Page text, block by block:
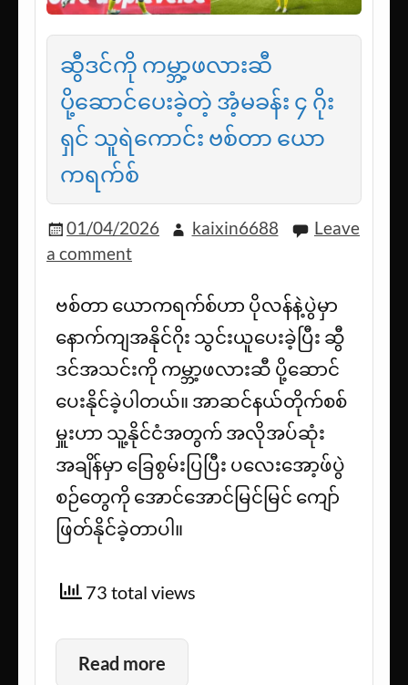
ဆွီဒင်ကို ကမ္ဘာ့ဖလားဆီ
ပို့ဆောင်ပေးခဲ့တဲ့ အံ့မခန်း ၄ ဂိုး
ရှင် သူရဲကောင်း ဗစ်တာ ယော
ကရက်စ်
01/04/2026 kaixin6688
Leave
a comment
ဗစ်တာ ယောကရက်စ်ဟာ ပိုလန်နဲ့ပွဲမှာ
နောက်ကျအနိုင်ဂိုး သွင်းယူပေးခဲ့ပြီး ဆွီ
ဒင်အသင်းကို ကမ္ဘာ့ဖလားဆီ ပို့ဆောင်
ပေးနိုင်ခဲ့ပါတယ်။ အာဆင်နယ်တိုက်စစ်
မှူးဟာ သူ့နိုင်ငံအတွက် အလိုအပ်ဆုံး
အချိန်မှာ ခြေစွမ်းပြပြီး ပလေးအော့ဖ်ပွဲ
စဉ်တွေကို အောင်အောင်မြင်မြင် ကျော်
ဖြတ်နိုင်ခဲ့တာပါ။
73 total views
Read more